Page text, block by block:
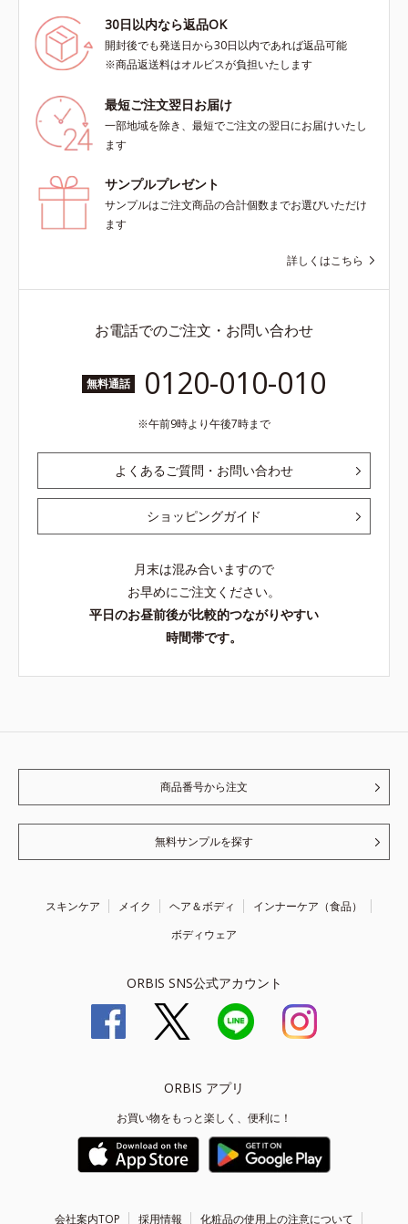
30日以内なら返品OK
開封後でも発送日から30日以内であれば返品可能
※商品返送料はオルビスが負担いたします
最短ご注文翌日お届け
一部地域を除き、最短でご注文の翌日にお届けいたし
ます
サンプルプレゼント
サンプルはご注文商品の合計個数までお選びいただけ
ます
詳しくはこちら
お電話でのご注文・お問い合わせ
無料通話 0120-010-010
午前9時より午後7時まで
よくあるご質問・お問い合わせ
ショッピングガイド
月末は混み合いますので
お早めにご注文ください。
平日のお昼前後が比較的つながりやすい
時間帯です。
商品番号から注文
無料サンプルを探す
スキンケア メイク ヘア＆ボディ
インナーケア（食品）
ボディウェア
ORBIS SNS公式アカウント
ORBIS アプリ
お買い物をもっと楽しく、便利に！
会社案内TOP 採用情報 化粧品の使用上の注意について